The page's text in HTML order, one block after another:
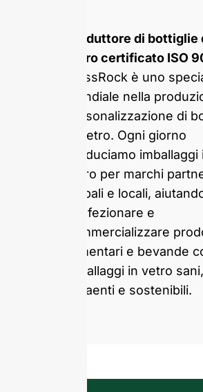
Produttore di bottiglie
vetro certificato ISO
GlassRock è uno
mondiale nella
personalizzazione di
di vetro. Ogni giorno
produciamo imballaggi
vetro per marchi
globali e locali,
confezionare e
commercializzare
alimentari e bevande
imballaggi in vetro sani,
attraenti e sostenibili.